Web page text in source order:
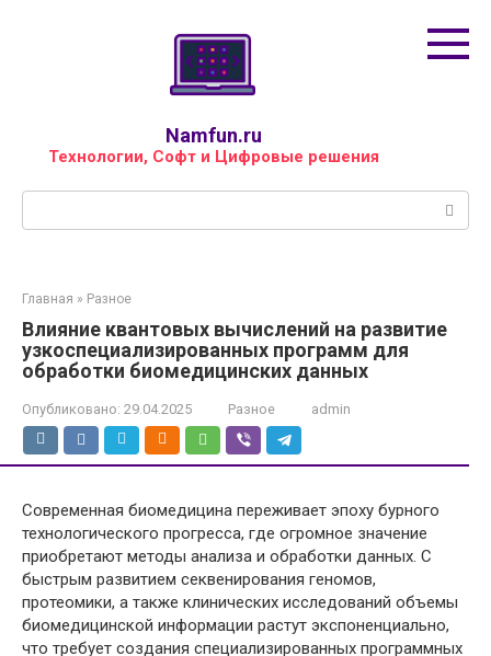
Namfun.ru
Технологии, Софт и Цифровые решения
Главная » Разное
Влияние квантовых вычислений на развитие
узкоспециализированных программ для
обработки биомедицинских данных
Опубликовано: 29.04.2025 Разное admin
Современная биомедицина переживает эпоху бурного
технологического прогресса, где огромное значение
приобретают методы анализа и обработки данных. С
быстрым развитием секвенирования геномов,
протеомики, а также клинических исследований объемы
биомедицинской информации растут экспоненциально,
что требует создания специализированных программных